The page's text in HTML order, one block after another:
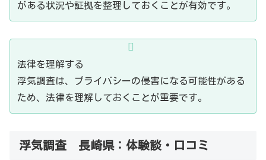
がある状況や証拠を整理しておくことが有効です。
法律を理解する
浮気調査は、プライバシーの侵害になる可能性がある
ため、法律を理解しておくことが重要です。
浮気調査 長崎県：体験談・口コミ